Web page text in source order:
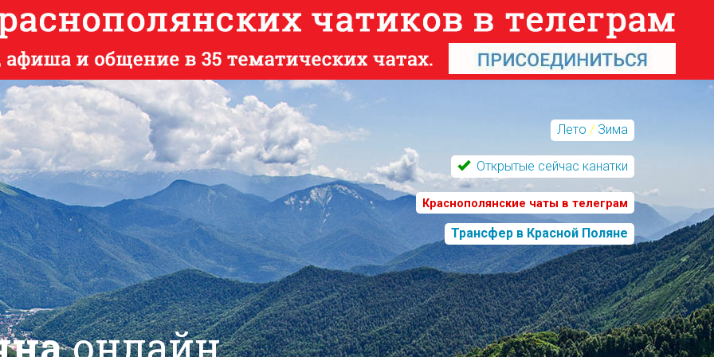
Лето / Зима
Открытые сейчас канатки
Краснополянские чаты в телеграм
Трансфер в Красной Поляне